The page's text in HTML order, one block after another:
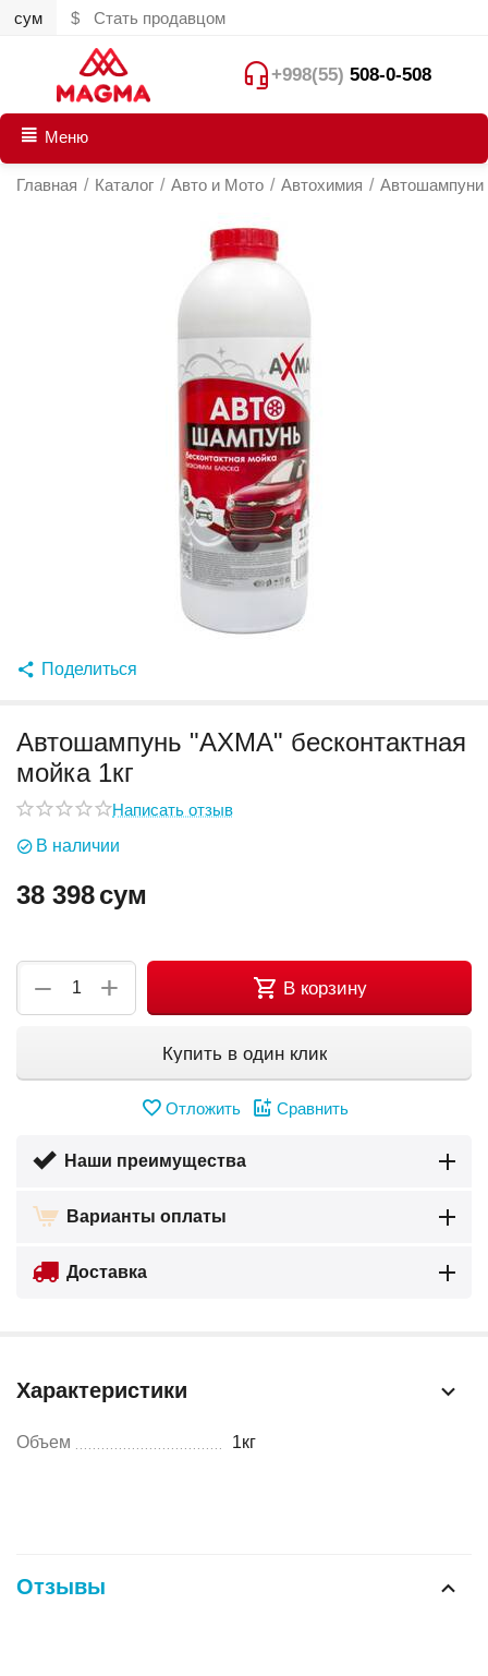
сум $ Стать продавцом
+998(55) 508-0-508
Меню
Главная / Каталог / Авто и Мото / Автохимия / Автошампуни
Поделиться
Автошампунь "AXMA" бесконтактная
мойка 1кг
Написать отзыв
В наличии
38 398сум
+
− В корзину
Купить в один клик
Отложить Сравнить
Наши преимущества
Варианты оплаты
Доставка
Характеристики
Объем 1кг
Отзывы